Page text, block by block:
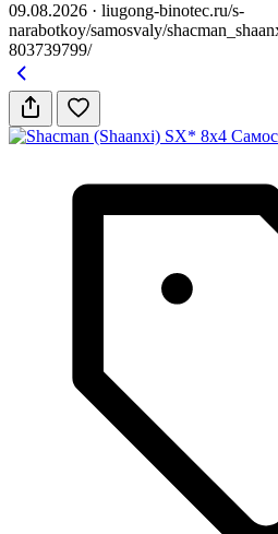
09.08.2026 · liugong-binotec.ru/s-
narabotkoy/samosvaly/
803739799/